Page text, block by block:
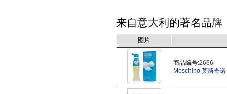
来自意大利的著名品
图片
商品编号:2666
Moschino 莫斯奇